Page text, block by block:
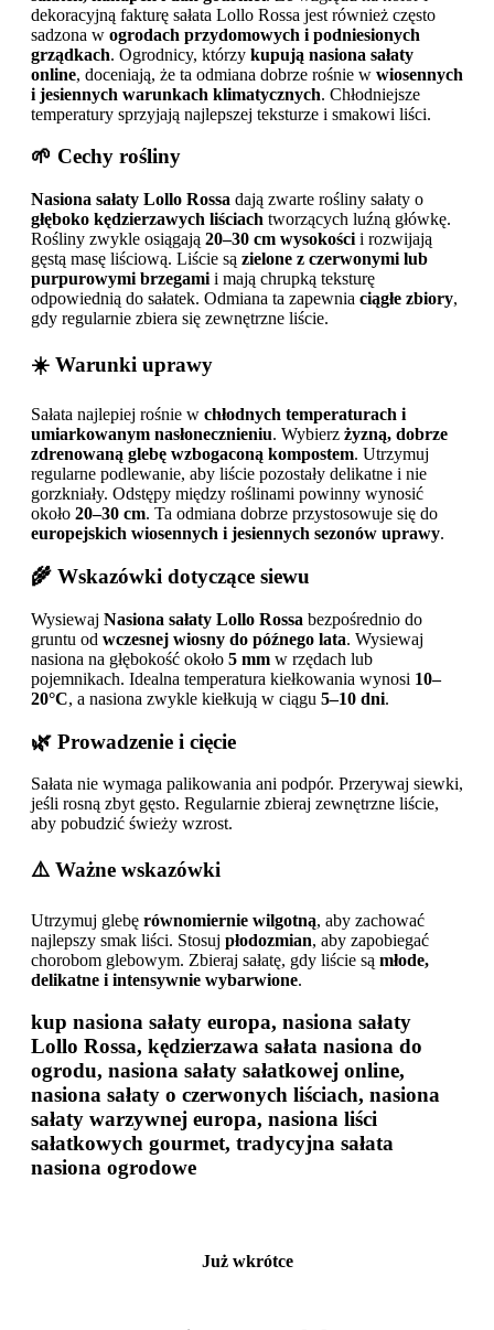
dekoracyjną fakturę sałata Lollo Rossa jest również często
sadzona w ogrodach przydomowych i podniesionych
grządkach. Ogrodnicy, którzy kupują nasiona sałaty
online, doceniają, że ta odmiana dobrze rośnie w wiosennych
i jesiennych warunkach klimatycznych. Chłodniejsze
temperatury sprzyjają najlepszej teksturze i smakowi liści.
🌱 Cechy rośliny
Nasiona sałaty Lollo Rossa dają zwarte rośliny sałaty o
głęboko kędzierzawych liściach tworzących luźną główkę.
Rośliny zwykle osiągają 20–30 cm wysokości i rozwijają
gęstą masę liściową. Liście są zielone z czerwonymi lub
purpurowymi brzegami i mają chrupką teksturę
odpowiednią do sałatek. Odmiana ta zapewnia ciągłe zbiory,
gdy regularnie zbiera się zewnętrzne liście.
☀️ Warunki uprawy
Sałata najlepiej rośnie w chłodnych temperaturach i
umiarkowanym nasłonecznieniu. Wybierz żyzną, dobrze
zdrenowaną glebę wzbogaconą kompostem. Utrzymuj
regularne podlewanie, aby liście pozostały delikatne i nie
gorzkniały. Odstępy między roślinami powinny wynosić
około 20–30 cm. Ta odmiana dobrze przystosowuje się do
europejskich wiosennych i jesiennych sezonów uprawy.
🌾 Wskazówki dotyczące siewu
Wysiewaj Nasiona sałaty Lollo Rossa bezpośrednio do
gruntu od wczesnej wiosny do późnego lata. Wysiewaj
nasiona na głębokość około 5 mm w rzędach lub
pojemnikach. Idealna temperatura kiełkowania wynosi 10–
20°C, a nasiona zwykle kiełkują w ciągu 5–10 dni.
🌿 Prowadzenie i cięcie
Sałata nie wymaga palikowania ani podpór. Przerywaj siewki,
jeśli rosną zbyt gęsto. Regularnie zbieraj zewnętrzne liście,
aby pobudzić świeży wzrost.
⚠️ Ważne wskazówki
Utrzymuj glebę równomiernie wilgotną, aby zachować
najlepszy smak liści. Stosuj płodozmian, aby zapobiegać
chorobom glebowym. Zbieraj sałatę, gdy liście są młode,
delikatne i intensywnie wybarwione.
kup nasiona sałaty europa, nasiona sałaty
Lollo Rossa, kędzierzawa sałata nasiona do
ogrodu, nasiona sałaty sałatkowej online,
nasiona sałaty o czerwonych liściach, nasiona
sałaty warzywnej europa, nasiona liści
sałatkowych gourmet, tradycyjna sałata
nasiona ogrodowe
Już wkrótce